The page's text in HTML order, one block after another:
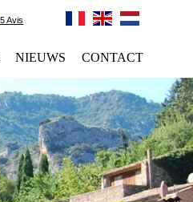
NIEUWS CONTACT